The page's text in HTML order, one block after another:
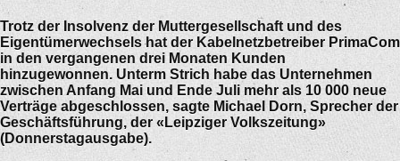
Trotz der Insolvenz der Muttergesellschaft und des
Eigentümerwechsels hat der Kabelnetzbetreiber PrimaCom
in den vergangenen drei Monaten Kunden
hinzugewonnen. Unterm Strich habe das Unternehmen
zwischen Anfang Mai und Ende Juli mehr als 10 000 neue
Verträge abgeschlossen, sagte Michael Dorn, Sprecher der
Geschäftsführung, der «Leipziger Volkszeitung»
(Donnerstagausgabe).